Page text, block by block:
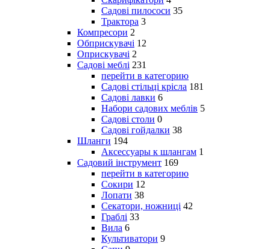
Садові пилососи 35
Трактора 3
Компресори 2
Обприскувачі 12
Оприскувачі 2
Садові меблі 231
перейти в категорию
Садові стільці крісла 181
Садові лавки 6
Набори садових меблів 5
Садові столи 0
Садові гойдалки 38
Шланги 194
Аксессуары к шлангам 1
Садовий інструмент 169
перейти в категорию
Сокири 12
Лопати 38
Секатори, ножниці 42
Граблі 33
Вила 6
Культиватори 9